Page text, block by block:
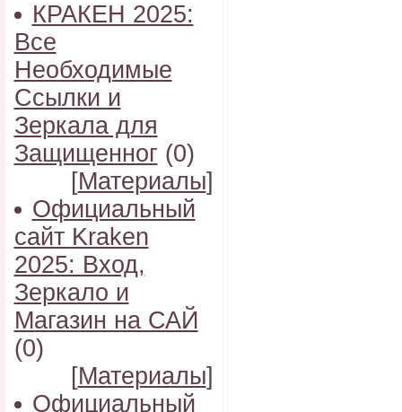
КРАКЕН 2025:
Все
Необходимые
Ссылки и
Зеркала для
Защищенног (0)
[Материалы]
Официальный
сайт Kraken
2025: Вход,
Зеркало и
Магазин на САЙ
(0)
[Материалы]
Официальный